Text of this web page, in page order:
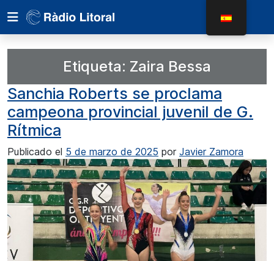
Etiqueta: Zaira Bessa
Sanchia Roberts se proclama
campeona provincial juvenil de G.
Rítmica
Publicado el 5 de marzo de 2025 por Javier Zamora